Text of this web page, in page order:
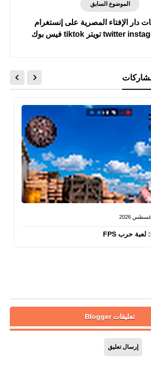
الموضوع السابق
دار الإفتاء المصرية على إنستغرام
تعليقات Blogger
إرسال تعليق